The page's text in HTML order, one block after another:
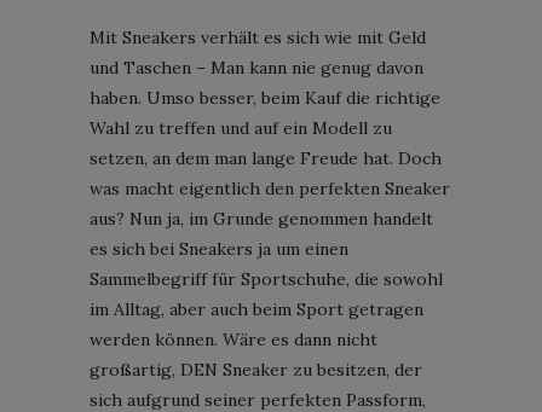
Mit Sneakers verhält es sich wie mit Geld
und Taschen – Man kann nie genug davon
haben. Umso besser, beim Kauf die richtige
Wahl zu treffen und auf ein Modell zu
setzen, an dem man lange Freude hat. Doch
was macht eigentlich den perfekten Sneaker
aus? Nun ja, im Grunde genommen handelt
es sich bei Sneakers ja um einen
Sammelbegriff für Sportschuhe, die sowohl
im Alltag, aber auch beim Sport getragen
werden können. Wäre es dann nicht
großartig, DEN Sneaker zu besitzen, der
sich aufgrund seiner perfekten Passform,